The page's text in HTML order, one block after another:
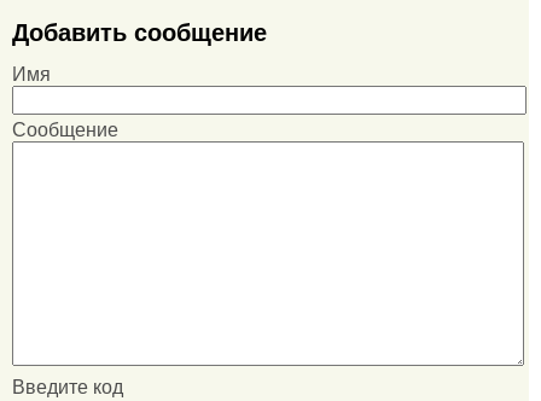
Добавить сообщение
Имя
Сообщение
Введите код